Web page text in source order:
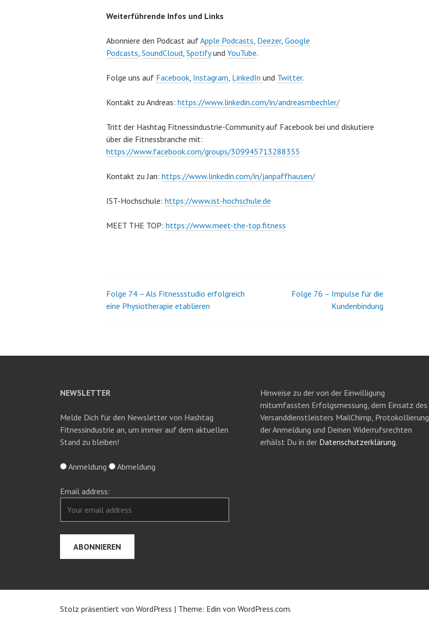
2
Weiterführende Infos und Links
Abonniere den Podcast aufApple Podcasts, Deezer, Google
Podcasts, SoundCloud, Spotifyund YouTube.
Folge uns auf Facebook, Instagram, LinkedIn und Twitter.
Kontakt zu Andreas: https://www.linkedin.com/in/andreasmbechler/
Tritt der Hashtag Fitnessindustrie-Community auf Facebook bei und diskutiere
über die Fitnessbranche mit:
https://www.facebook.com/groups/309945713288355
Kontakt zu Jan: https://www.linkedin.com/in/janpaffhausen/
IST-Hochschule: https://www.ist-hochschule.de
MEET THE TOP: https://www.meet-the-top.fitness
Beitrags-
Folge 74 – Als Fitnessstudio erfolgreich
eine Physiotherapie etablieren
Folge 76 – Impulse für die
Kundenbindung
NEWSLETTER
Melde Dich für den Newsletter von Hashtag
Fitnessindustrie an, um immer auf dem aktuellen
Stand zu bleiben!
Anmeldung Abmeldung
Email address:
Hinweise zu der von der Einwilligung
mitumfassten Erfolgsmessung, dem Einsatz des
Versanddienstleisters MailChimp, Protokollierung
der Anmeldung und Deinen Widerrufsrechten
erhälst Du in der Datenschutzerklärung.
Stolz präsentiert von WordPress | Theme: Edin von WordPress.com.